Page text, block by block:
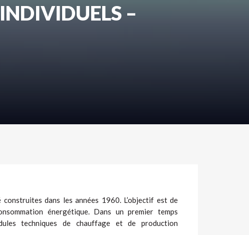
–
dans les années 1960. L’objectif est de
énergétique. Dans un premier temps
techniques de chauffage et de production